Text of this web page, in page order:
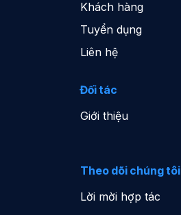
Khách hàng
Tuyển dụng
Liên hệ
Đối tác
Giới thiệu
Theo dõi chúng tôi
Lời mời hợp tác